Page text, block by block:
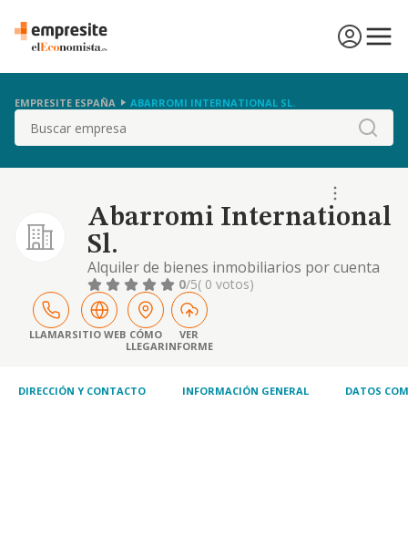
EMPRESITE ESPAÑA ABARROMI INTERNATIONAL SL.
Buscar
Abarromi International
Sl.
Alquiler de bienes inmobiliarios por cuenta
propia
0/5( 0 votos)
LLAMARSITIO WEB CÓMO
LLEGAR
VER
INFORME
DIRECCIÓN Y CONTACTO INFORMACIÓN GENERAL DATOS